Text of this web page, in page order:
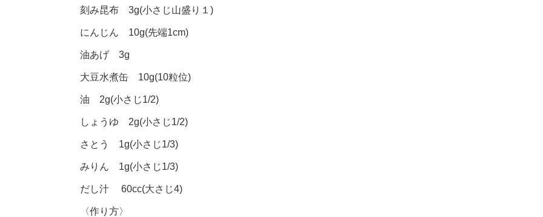
刻み昆布 3g(小さじ山盛り１)
にんじん 10g(先端1cm)
油あげ 3g
大豆水煮缶 10g(10粒位)
油 2g(小さじ1/2)
しょうゆ 2g(小さじ1/2)
さとう 1g(小さじ1/3)
みりん 1g(小さじ1/3)
だし汁 60cc(大さじ4)
〈作り方〉